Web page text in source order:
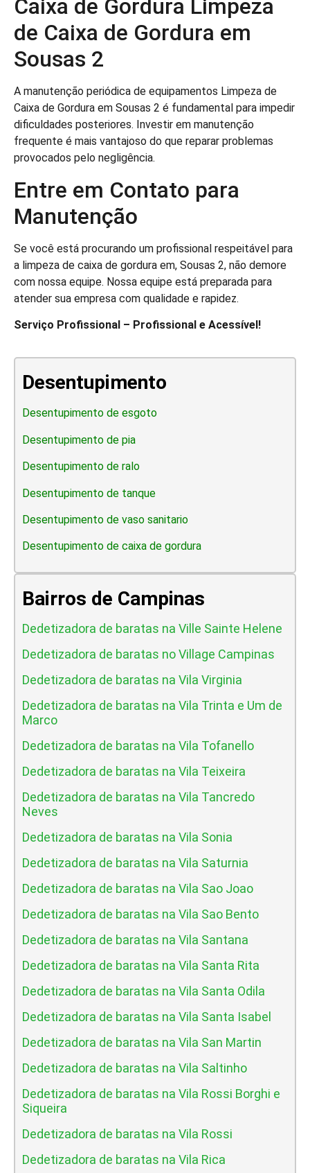
Caixa de Gordura Limpeza
de Caixa de Gordura em
Sousas 2
A manutenção periódica de equipamentos Limpeza de
Caixa de Gordura em Sousas 2 é fundamental para impedir
dificuldades posteriores. Investir em manutenção
frequente é mais vantajoso do que reparar problemas
provocados pelo negligência.
Entre em Contato para
Manutenção
Se você está procurando um profissional respeitável para
a limpeza de caixa de gordura em, Sousas 2, não demore
com nossa equipe. Nossa equipe está preparada para
atender sua empresa com qualidade e rapidez.
Serviço Profissional – Profissional e Acessível!
Desentupimento
Desentupimento de esgoto
Desentupimento de pia
Desentupimento de ralo
Desentupimento de tanque
Desentupimento de vaso sanitario
Desentupimento de caixa de gordura
Bairros de Campinas
Dedetizadora de baratas na Ville Sainte Helene
Dedetizadora de baratas no Village Campinas
Dedetizadora de baratas na Vila Virginia
Dedetizadora de baratas na Vila Trinta e Um de
Marco
Dedetizadora de baratas na Vila Tofanello
Dedetizadora de baratas na Vila Teixeira
Dedetizadora de baratas na Vila Tancredo
Neves
Dedetizadora de baratas na Vila Sonia
Dedetizadora de baratas na Vila Saturnia
Dedetizadora de baratas na Vila Sao Joao
Dedetizadora de baratas na Vila Sao Bento
Dedetizadora de baratas na Vila Santana
Dedetizadora de baratas na Vila Santa Rita
Dedetizadora de baratas na Vila Santa Odila
Dedetizadora de baratas na Vila Santa Isabel
Dedetizadora de baratas na Vila San Martin
Dedetizadora de baratas na Vila Saltinho
Dedetizadora de baratas na Vila Rossi Borghi e
Siqueira
Dedetizadora de baratas na Vila Rossi
Dedetizadora de baratas na Vila Rica